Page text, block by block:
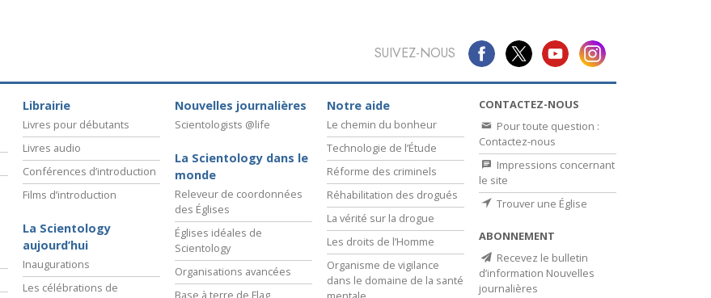
SUIVEZ-NOUS
Librairie
Livres pour débutants
Livres audio
Conférences d’introduction
Films d’introduction
La Scientology
aujourd’hui
Inaugurations
Les célébrations de
Nouvelles journalières
Scientologists @life
La Scientology dans le
monde
Releveur de coordonnées
des Églises
Églises idéales de
Scientology
Organisations avancées
Notre aide
Le chemin du bonheur
Technologie de l’Étude
Réforme des criminels
Réhabilitation des drogués
La vérité sur la drogue
Les droits de l’Homme
Organisme de vigilance
dans le domaine de la santé
CONTACTEZ-NOUS
Pour toute question :
Contactez-nous
Impressions concernant
le site
Trouver une Église
ABONNEMENT
Recevez le bulletin
d’information Nouvelles
journalières